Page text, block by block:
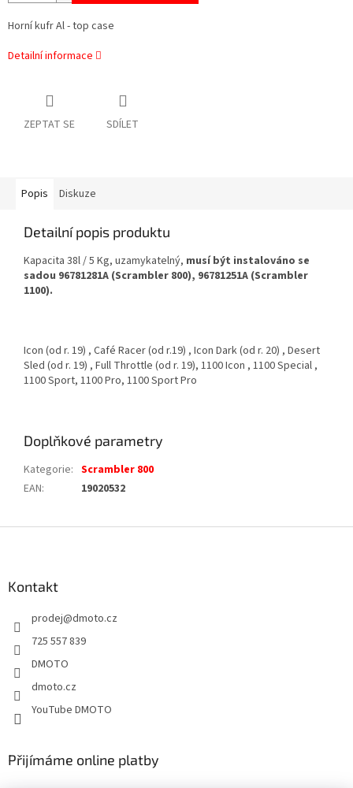
Horní kufr Al - top case
Detailní informace
ZEPTAT SE SDÍLET
Popis Diskuze
Detailní popis produktu
Kapacita 38l / 5 Kg, uzamykatelný, musí být instalováno se
sadou 96781281A (Scrambler 800), 96781251A (Scrambler
1100).
Icon (od r. 19) , Café Racer(od r.19) , Icon Dark(od r. 20) , Desert
Sled (od r. 19) , Full Throttle (od r. 19), 1100 Icon , 1100 Special ,
1100 Sport, 1100 Pro, 1100 Sport Pro
Doplňkové parametry
Kategorie: Scrambler 800
EAN: 19020532
Kontakt
prodej@dmoto.cz
725 557 839
DMOTO
dmoto.cz
YouTube DMOTO
Přijímáme online platby